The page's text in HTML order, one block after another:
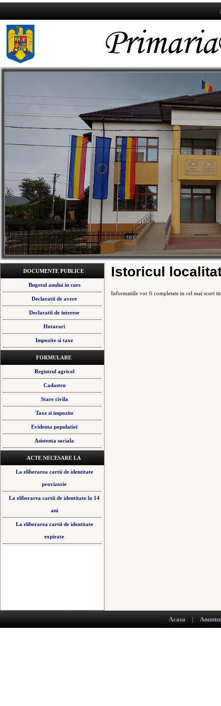
DOCUMENTE PUBLICE
Bugetul anului in curs
Declaratii de avere
Declaratii de interese
Hotarari
Impozite si taxe
FORMULARE
Registrul agricol
Cadastru
Stare civila
Taxe si impozite
Evidenta populatiei
Asistenta sociala
ACTE NECESARE LA
La eliberarea cartii de identitate
provizorie
La eliberarea cartii de identitate la 14
ani
La eliberarea cartii de identitate
expirate
Istoricul
Informatiile vor fi completate in cel mai scurt
Acasa |